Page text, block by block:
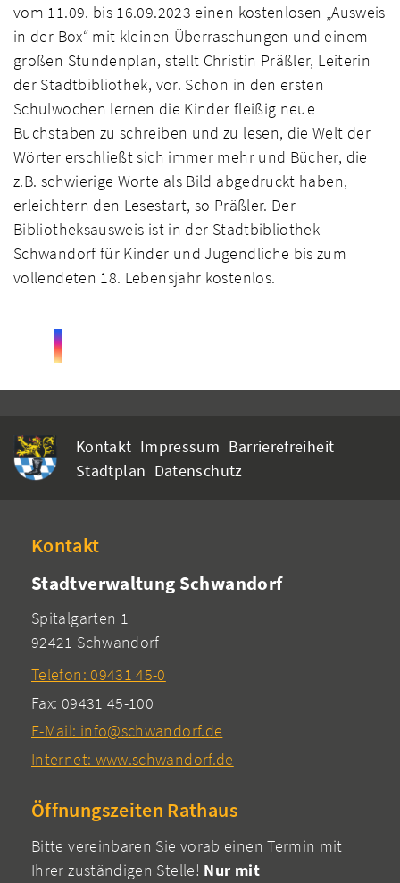
vom 11.09. bis 16.09.2023 einen kostenlosen „Ausweis
in der Box“ mit kleinen Überraschungen und einem
großen Stundenplan, stellt Christin Präßler, Leiterin
der Stadtbibliothek, vor. Schon in den ersten
Schulwochen lernen die Kinder fleißig neue
Buchstaben zu schreiben und zu lesen, die Welt der
Wörter erschließt sich immer mehr und Bücher, die
z.B. schwierige Worte als Bild abgedruckt haben,
erleichtern den Lesestart, so Präßler. Der
Bibliotheksausweis ist in der Stadtbibliothek
Schwandorf für Kinder und Jugendliche bis zum
vollendeten 18. Lebensjahr kostenlos.
Kontakt Impressum Barrierefreiheit
Stadtplan Datenschutz
Kontakt
Stadtverwaltung Schwandorf
Spitalgarten 1
92421 Schwandorf
Telefon: 09431 45-0
Fax: 09431 45-100
E-Mail: info@schwandorf.de
Internet: www.schwandorf.de
Öffnungszeiten Rathaus
Bitte vereinbaren Sie vorab einen Termin mit
Ihrer zuständigen Stelle! Nur mit